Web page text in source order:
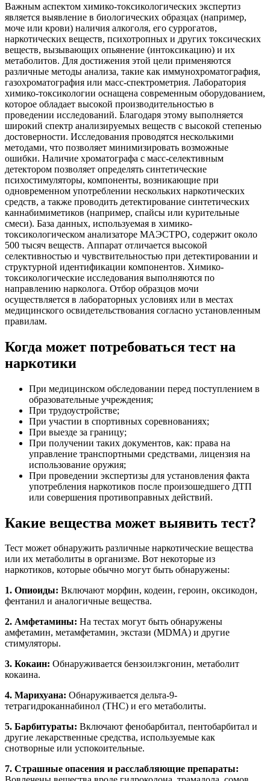
Важным аспектом химико-токсикологических экспертиз
является выявление в биологических образцах (например,
моче или крови) наличия алкоголя, его суррогатов,
наркотических веществ, психотропных и других токсических
веществ, вызывающих опьянение (интоксикацию) и их
метаболитов. Для достижения этой цели применяются
различные методы анализа, такие как иммунохроматография,
газохроматография или масс-спектрометрия. Лаборатория
химико-токсикологии оснащена современным оборудованием,
которое обладает высокой производительностью в
проведении исследований. Благодаря этому выполняется
широкий спектр анализируемых веществ с высокой степенью
достоверности. Исследования проводятся несколькими
методами, что позволяет минимизировать возможные
ошибки. Наличие хроматографа с масс-селективным
детектором позволяет определять синтетические
психостимуляторы, компоненты, возникающие при
одновременном употреблении нескольких наркотических
средств, а также проводить детектирование синтетических
каннабимиметиков (например, спайсы или курительные
смеси). База данных, используемая в химико-
токсикологическом анализаторе МАЭСТРО, содержит около
500 тысяч веществ. Аппарат отличается высокой
селективностью и чувствительностью при детектировании и
структурной идентификации компонентов. Химико-
токсикологические исследования выполняются по
направлению нарколога. Отбор образцов мочи
осуществляется в лабораторных условиях или в местах
медицинского освидетельствования согласно установленным
правилам.
Когда может потребоваться тест на
наркотики
При медицинском обследовании перед поступлением в
образовательные учреждения;
При трудоустройстве;
При участии в спортивных соревнованиях;
При выезде за границу;
При получении таких документов, как: права на
управление транспортными средствами, лицензия на
использование оружия;
При проведении экспертизы для установления факта
употребления наркотиков после произошедшего ДТП
или совершения противоправных действий.
Какие вещества может выявить тест?
Тест может обнаружить различные наркотические вещества
или их метаболиты в организме. Вот некоторые из
наркотиков, которые обычно могут быть обнаружены:
1. Опиоиды: Включают морфин, кодеин, героин, оксикодон,
фентанил и аналогичные вещества.
2. Амфетамины: На тестах могут быть обнаружены
амфетамин, метамфетамин, экстази (MDMA) и другие
стимуляторы.
3. Кокаин: Обнаруживается бензоилэкгонин, метаболит
кокаина.
4. Марихуана: Обнаруживается дельта-9-
тетрагидроканнабинол (THC) и его метаболиты.
5. Барбитураты: Включают фенобарбитал, пентобарбитал и
другие лекарственные средства, используемые как
снотворные или успокоительные.
7. Страшные опасения и расслабляющие препараты: